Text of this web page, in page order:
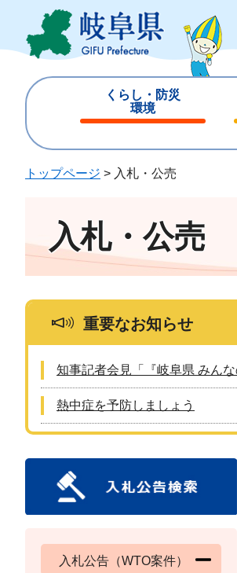
ジ
ュ
くらし・防災
環境
じ
トップページ > 入札・公売
入札・公売
重要なお知らせ
知事記者会見「『岐阜県 みん
熱中症を予防しましょう
入札公告（WTO案件）